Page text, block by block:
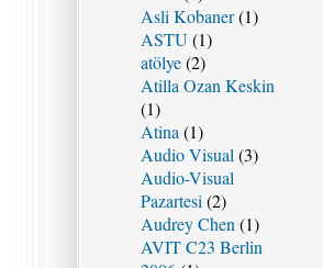
Asli Kobaner(1)
ASTU (1)
atölye(2)
Atilla Ozan Keskin
(1)
Atina (1)
Audio Visual (3)
Audio-Visual
Pazartesi (2)
Audrey Chen (1)
AVIT C23 Berlin